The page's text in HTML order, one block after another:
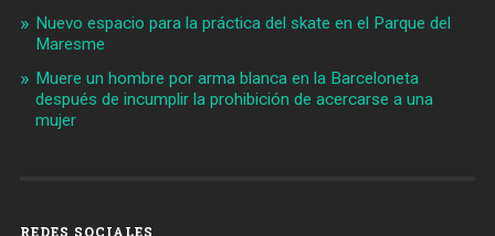
Nuevo espacio para la práctica del skate en el Parque del
Maresme
Muere un hombre por arma blanca en la Barceloneta
después de incumplir la prohibición de acercarse a una
mujer
REDES SOCIALES